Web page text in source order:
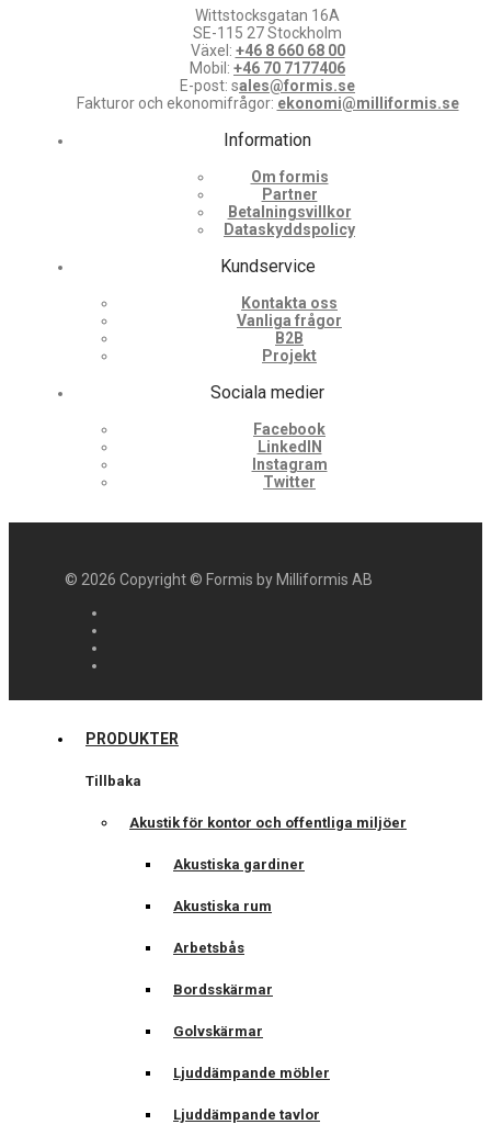
Wittstocksgatan 16A
SE-115 27 Stockholm
Växel: +46 8 660 68 00
Mobil: +46 70 7177406
E-post: sales@formis.se
Fakturor och ekonomifrågor: ekonomi@milliformis.se
Information
Om formis
Partner
Betalningsvillkor
Dataskyddspolicy
Kundservice
Kontakta oss
Vanliga frågor
B2B
Projekt
Sociala medier
Facebook
LinkedIN
Instagram
Twitter
© 2026 Copyright © Formis by Milliformis AB
PRODUKTER
Tillbaka
Akustik för kontor och offentliga miljöer
Akustiska gardiner
Akustiska rum
Arbetsbås
Bordsskärmar
Golvskärmar
Ljuddämpande möbler
Ljuddämpande tavlor